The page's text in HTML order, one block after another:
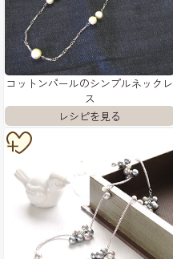
コットンパールのシンプルネックレ
ス